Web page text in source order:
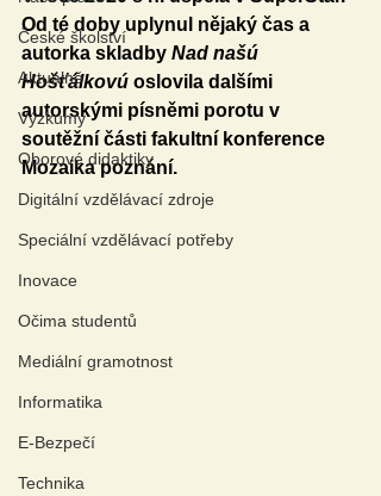
České školství
Aktuálně
Výzkumy
Oborové didaktiky
Digitální vzdělávací zdroje
Speciální vzdělávací potřeby
Inovace
Očima studentů
Mediální gramotnost
Informatika
E-Bezpečí
Technika
Od té doby uplynul nějaký čas a
autorka skladby Nad našú
Hošťálkovú oslovila dalšími
autorskými písněmi porotu v
soutěžní části fakultní konference
Mozaika poznání.